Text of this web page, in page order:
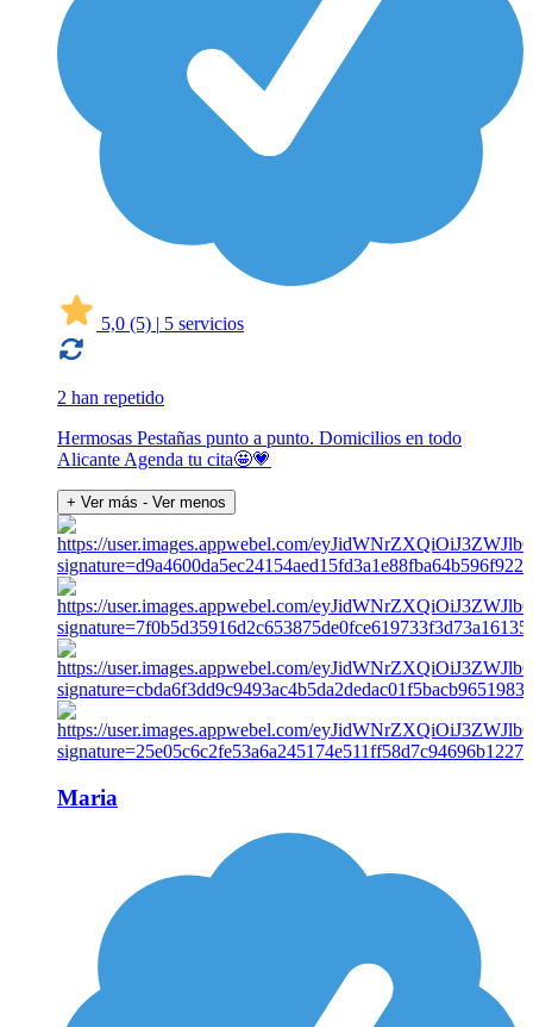
5,0 (5) | 5 servicios
2 han repetido
Hermosas Pestañas punto a punto. Domicilios en todo
Alicante Agenda tu cita🤩💗
+ Ver más - Ver menos
Maria